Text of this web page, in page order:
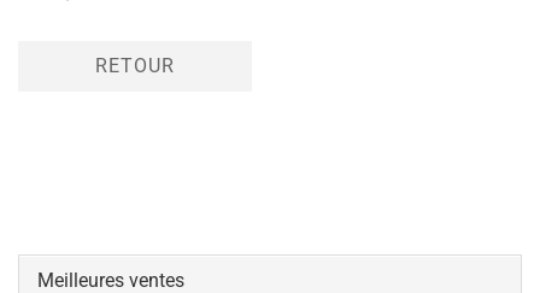
RETOUR
Meilleures ventes